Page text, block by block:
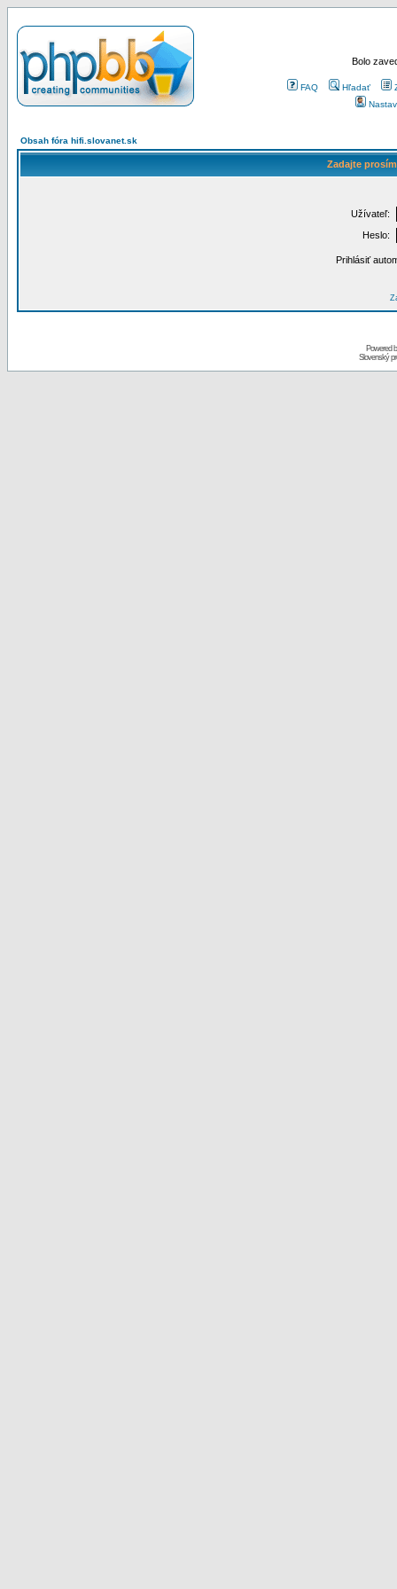
Bolo
FAQ Hľadať
Obsah fóra hifi.slovanet.sk
Zadajte
Užívateľ:
Heslo:
Prihlásiť
Powered
Slovenský